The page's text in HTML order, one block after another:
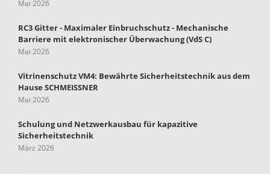
Mai 2026
RC3 Gitter - Maximaler Einbruchschutz - Mechanische
Barriere mit elektronischer Überwachung (VdS C)
Mai 2026
Vitrinenschutz VM4: Bewährte Sicherheitstechnik aus dem
Hause SCHMEISSNER
Mai 2026
Schulung und Netzwerkausbau für kapazitive
Sicherheitstechnik
März 2026